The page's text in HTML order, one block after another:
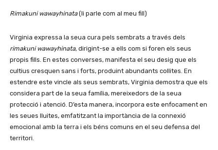
Rimakuni wawayhinata(li parle com al meu fill)
Virginia expressa la seua cura pels sembrats a través dels
rimakuni wawayhinata, dirigint-se a ells com si foren els seus
propis fills. En estes converses, manifesta el seu desig que els
cultius cresquen sans i forts, produint abundants collites. En
estendre este vincle als seus sembrats, Virginia demostra que els
considera part de la seua família, mereixedors de la seua
protecció i atenció. D’esta manera, incorpora este enfocament en
les seues lluites, emfatitzant la importància de la connexió
emocional amb la terra i els béns comuns en el seu defensa del
territori.